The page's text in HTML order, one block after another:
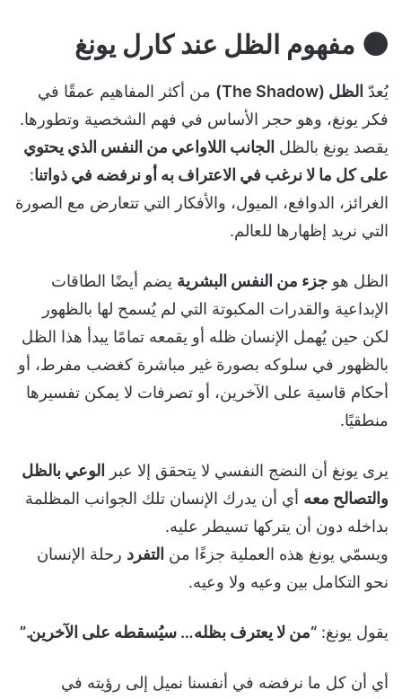
🌑 مفهوم الظل عند كارل يونغ
يُعدّ الظل (The Shadow)
من أكثر المفاهيم عمقًا في
فكر يونغ، وهو حجر الأساس في فهم الشخصية وتطورها.
يقصد يونغ بالظل الجانب اللاواعي من النفس الذي يحتوي
على كل ما لا نرغب في الاعتراف به أو نرفضه في ذواتنا:
الغرائز، الدوافع، الميول، والأفكار التي تتعارض مع الصورة
التي نريد إظهارها للعالم.
الظل هو جزء من النفس البشرية يضم أيضًا الطاقات
الإبداعية والقدرات المكبوتة التي لم يُسمح لها بالظهور
لكن حين يُهمل الإنسان ظله أو يقمعه تمامًا يبدأ هذا الظل
بالظهور في سلوكه بصورة غير مباشرة كغضب مفرط، أو
أحكام قاسية على الآخرين، أو تصرفات لا يمكن تفسيرها
منطقيًا.
يرى يونغ أن النضج النفسي لا يتحقق إلا عبر
الوعي بالظل
والتصالح معه أي أن يدرك الإنسان تلك الجوانب المظلمة
بداخله دون أن يتركها تسيطر عليه.
ويسمّي يونغ هذه العملية جزءًا من التفرد رحلة الإنسان
نحو التكامل بين وعيه ولا وعيه.
يقول يونغ: “من لا يعترف بظله… سيُسقطه على الآخرين.”
أي أن كل ما نرفضه في أنفسنا نميل إلى رؤيته في